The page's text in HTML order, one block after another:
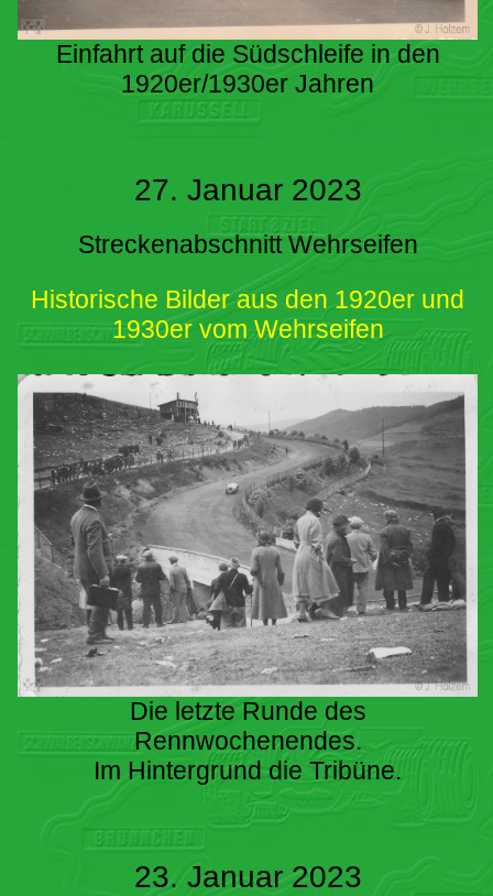
Einfahrt auf die Südschleife in den
1920er/1930er Jahren
27. Januar 2023
Streckenabschnitt Wehrseifen
Historische Bilder aus den 1920er und
1930er vom Wehrseifen
Die letzte Runde des
Rennwochenendes.
Im Hintergrund die Tribüne.
23. Januar 2023